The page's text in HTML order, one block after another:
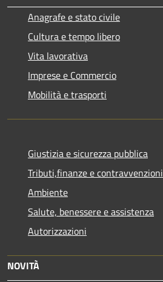
Anagrafe e stato civile
Cultura e tempo libero
Vita lavorativa
Imprese e Commercio
Mobilità e trasporti
Giustizia e sicurezza pubblica
Tributi,finanze e contravvenzioni
Ambiente
Salute, benessere e assistenza
Autorizzazioni
NOVITÀ